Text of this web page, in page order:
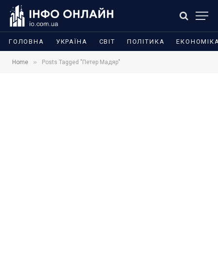
ГОЛОВНА УКРАЇНА СВІТ ПОЛІТИКА
Home » Posts Tagged "Петер Мадяр"